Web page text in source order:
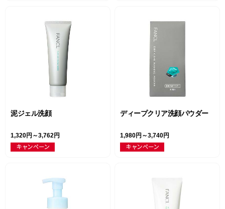
泥ジェル洗顔
1,320円～3,762円
ディープクリア洗顔パウダー
1,980円～3,740円